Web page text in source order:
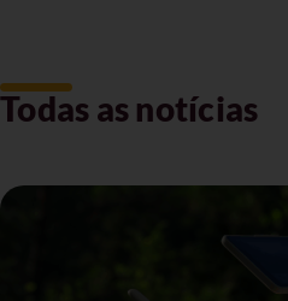
Todas as notícias